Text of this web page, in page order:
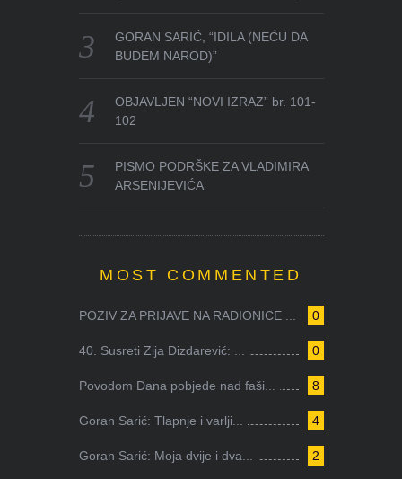
GORAN SARIĆ, “IDILA (NEĆU DA
BUDEM NAROD)”
OBJAVLJEN “NOVI IZRAZ” br. 101-
102
PISMO PODRŠKE ZA VLADIMIRA
ARSENIJEVIĆA
MOST COMMENTED
0
POZIV ZA PRIJAVE NA RADIONICE ...
0
40. Susreti Zija Dizdarević: ...
8
Povodom Dana pobjede nad faši...
4
Goran Sarić: Tlapnje i varlji...
2
Goran Sarić: Moja dvije i dva...